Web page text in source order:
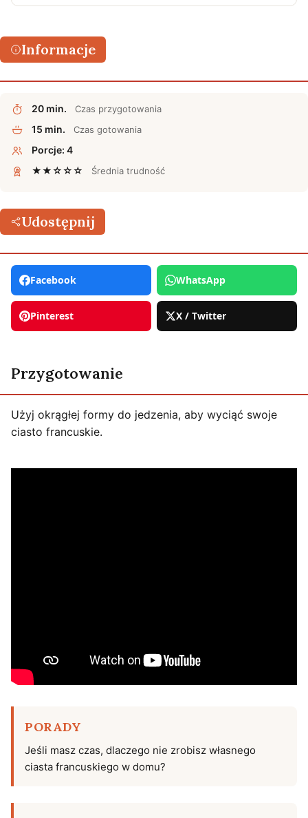
Informacje
20 min. Czas przygotowania
15 min. Czas gotowania
Porcje: 4
★★☆☆☆
Średnia trudność
Udostępnij
Facebook WhatsApp
Pinterest X / Twitter
Przygotowanie
Użyj okrągłej formy do jedzenia, aby wyciąć swoje
ciasto francuskie.
PORADY
Jeśli masz czas, dlaczego nie zrobisz własnego
ciasta francuskiego w domu?